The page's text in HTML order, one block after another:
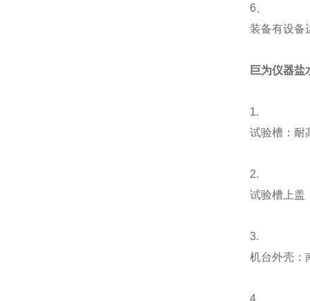
6、
装备有设备
巨为仪器盐
1.
试验槽：耐
2.
试验槽上盖
3.
机台外壳：
4.